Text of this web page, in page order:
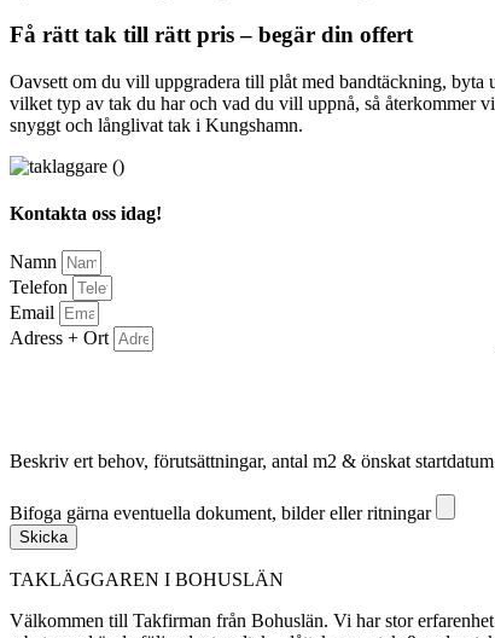
Få rätt tak till rätt pris – begär din offert
Oavsett om du vill uppgradera till plåt med bandtäckning,
vilket typ av tak du har och vad du vill uppnå, så återkommer
snyggt och långlivat tak i Kungshamn.
Kontakta oss idag!
Namn
Telefon
Email
Adress + Ort
Beskriv ert behov, förutsättningar, antal m2 & önskat startdatum
Bifoga gärna eventuella dokument, bilder eller ritningar
Skicka
TAKLÄGGAREN I BOHUSLÄN
Välkommen till Takfirman från Bohuslän. Vi har stor